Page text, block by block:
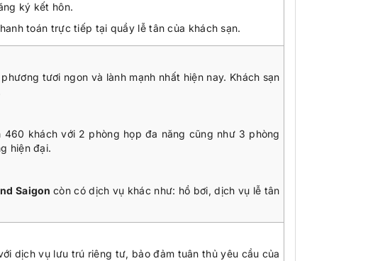
ký kết hôn.
toán trực tiếp tại quầy lễ tân của khách sạn.
tươi ngon và lành mạnh nhất hiện nay. Khách sạn
460 khách với 2 phòng họp đa năng cũng như 3 phòng
hiện đại.
Saigoncòn có dịch vụ khác như: hồ bơi, dịch vụ lễ tân
dịch vụ lưu trú riêng tư, bảo đảm tuân thủ yêu cầu của